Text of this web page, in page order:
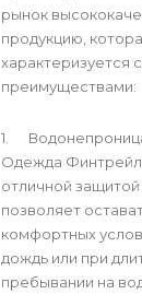
рынок
продукцию,
характеризуется
преимуществами:
1.
Одежда
отличной защитой
позволяет
комфортных
дождь или при
пребывании на